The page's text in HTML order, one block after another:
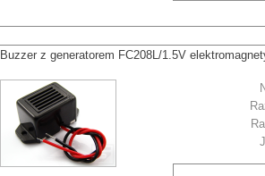
Buzzer z generatorem FC208L/1.5V